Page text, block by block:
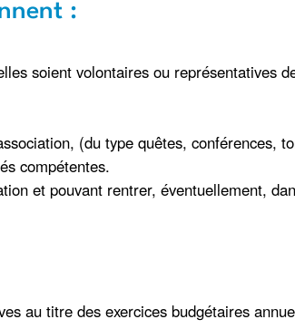
:
soient volontaires ou représentatives
(du type quêtes, conférences,
compétentes.
et pouvant rentrer, éventuellement,
au titre des exercices budgétaires